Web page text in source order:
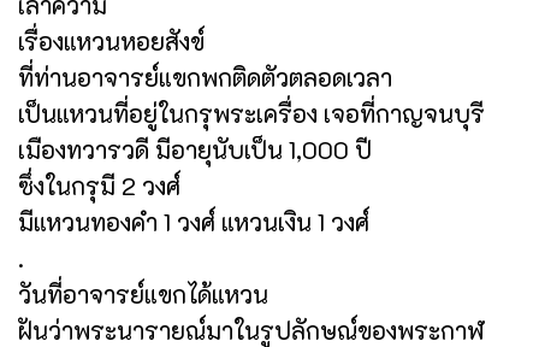
เรื่องแหวนหอยสังข์
ที่ท่านอาจารย์แขกพกติดตัวตลอดเวลา
เป็นแหวนที่อยู่ในกรุพระเครื่อง เจอที่กาญจนบุรี
เมืองทวารวดี มีอายุนับเป็น 1,000 ปี
ซึ่งในกรุมี 2 วงศ์
มีแหวนทองคำ 1 วงศ์ แหวนเงิน 1 วงศ์
.
วันที่อาจารย์แขกได้แหวน
ฝันว่าพระนารายณ์มาในรูปลักษณ์ของพระกาฬ